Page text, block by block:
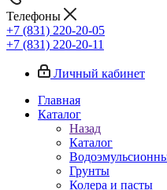
Телефоны
+7 (831) 220-20-05
+7 (831) 220-20-11
Личный кабинет
Главная
Каталог
Назад
Каталог
Грунты
Колера и пасты